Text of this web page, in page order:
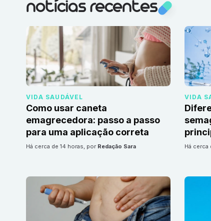
notícias recentes
VIDA SAUDÁVEL
Como usar caneta
emagrecedora: passo a passo
para uma aplicação correta
há cerca de 14 horas, por Redação Sara
VIDA
há